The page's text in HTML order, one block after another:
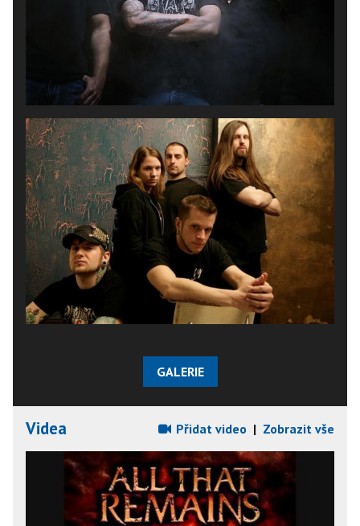
GALERIE
Videa Přidat video | Zobrazit vše